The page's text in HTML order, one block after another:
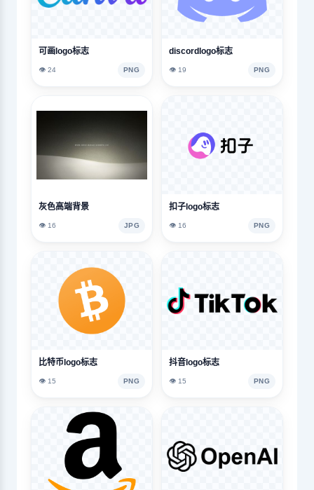
可画logo标志
👁️ 24 PNG
discordlogo标志
👁️ 19 PNG
灰色高端背景
👁️ 16 JPG
扣子logo标志
👁️ 16 PNG
比特币logo标志
👁️ 15 PNG
抖音logo标志
👁️ 15 PNG